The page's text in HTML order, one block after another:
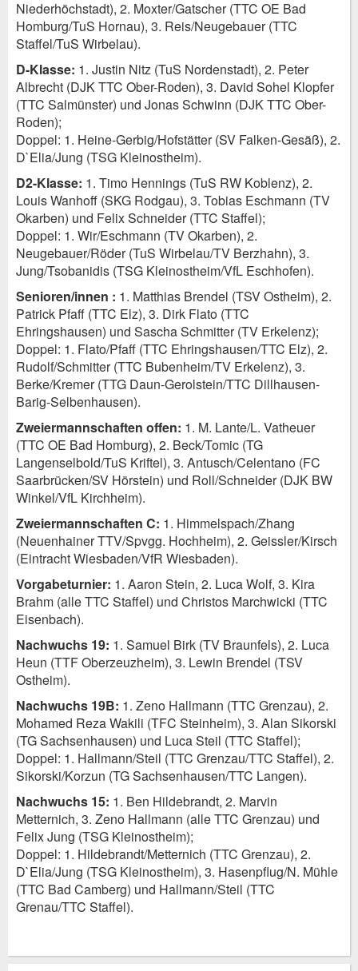
Niederhöchstadt), 2. Moxter/Gatscher (TTC OE Bad
Homburg/TuS Hornau), 3. Reis/Neugebauer (TTC
Staffel/TuS Wirbelau).
D-Klasse: 1. Justin Nitz (TuS Nordenstadt), 2. Peter
Albrecht (DJK TTC Ober-Roden), 3. David Sohel Klopfer
(TTC Salmünster) und Jonas Schwinn (DJK TTC Ober-
Roden);
Doppel: 1. Heine-Gerbig/Hofstätter (SV Falken-Gesäß), 2.
D`Elia/Jung (TSG Kleinostheim).
D2-Klasse: 1. Timo Hennings (TuS RW Koblenz), 2.
Louis Wanhoff (SKG Rodgau), 3. Tobias Eschmann (TV
Okarben) und Felix Schneider (TTC Staffel);
Doppel: 1. Wir/Eschmann (TV Okarben), 2.
Neugebauer/Röder (TuS Wirbelau/TV Berzhahn), 3.
Jung/Tsobanidis (TSG Kleinostheim/VfL Eschhofen).
Senioren/innen : 1. Matthias Brendel (TSV Ostheim), 2.
Patrick Pfaff (TTC Elz), 3. Dirk Flato (TTC
Ehringshausen) und Sascha Schmitter (TV Erkelenz);
Doppel: 1. Flato/Pfaff (TTC Ehringshausen/TTC Elz), 2.
Rudolf/Schmitter (TTC Bubenheim/TV Erkelenz), 3.
Berke/Kremer (TTG Daun-Gerolstein/TTC Dillhausen-
Barig-Selbenhausen).
Zweiermannschaften offen: 1. M. Lante/L. Vatheuer
(TTC OE Bad Homburg), 2. Beck/Tomic (TG
Langenselbold/TuS Kriftel), 3. Antusch/Celentano (FC
Saarbrücken/SV Hörstein) und Roll/Schneider (DJK BW
Winkel/VfL Kirchheim).
Zweiermannschaften C: 1. Himmelspach/Zhang
(Neuenhainer TTV/Spvgg. Hochheim), 2. Geissler/Kirsch
(Eintracht Wiesbaden/VfR Wiesbaden).
Vorgabeturnier: 1. Aaron Stein, 2. Luca Wolf, 3. Kira
Brahm (alle TTC Staffel) und Christos Marchwicki (TTC
Eisenbach).
Nachwuchs 19: 1. Samuel Birk (TV Braunfels), 2. Luca
Heun (TTF Oberzeuzheim), 3. Lewin Brendel (TSV
Ostheim).
Nachwuchs 19B: 1. Zeno Hallmann (TTC Grenzau), 2.
Mohamed Reza Wakili (TFC Steinheim), 3. Alan Sikorski
(TG Sachsenhausen) und Luca Steil (TTC Staffel);
Doppel: 1. Hallmann/Steil (TTC Grenzau/TTC Staffel), 2.
Sikorski/Korzun (TG Sachsenhausen/TTC Langen).
Nachwuchs 15: 1. Ben Hildebrandt, 2. Marvin
Metternich, 3. Zeno Hallmann (alle TTC Grenzau) und
Felix Jung (TSG Kleinostheim);
Doppel: 1. Hildebrandt/Metternich (TTC Grenzau), 2.
D`Elia/Jung (TSG Kleinostheim), 3. Hasenpflug/N. Mühle
(TTC Bad Camberg) und Hallmann/Steil (TTC
Grenau/TTC Staffel).